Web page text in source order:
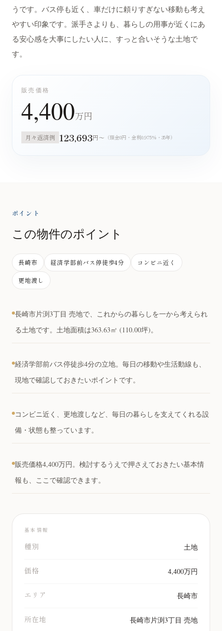
うです。バス停も近く、車だけに頼りすぎない移動も考え
やすい印象です。派手さよりも、暮らしの用事が近くにあ
る安心感を大事にしたい人に、すっと合いそうな土地で
す。
販売価格
4,400万円
月々返済例 123,693円〜 （頭金0円・金利0.975%・35年）
ポイント
この物件のポイント
長崎市 経済学部前バス停徒歩4分 コンビニ近く
更地渡し
長崎市片渕3丁目 売地で、これからの暮らしを一から考えられ
る土地です。土地面積は363.63㎡ (110.00坪)。
経済学部前バス停徒歩4分の立地。毎日の移動や生活動線も、
現地で確認しておきたいポイントです。
コンビニ近く、更地渡しなど、毎日の暮らしを支えてくれる設
備・状態も整っています。
販売価格4,400万円。検討するうえで押さえておきたい基本情
報も、ここで確認できます。
基本情報
種別 土地
価格 4,400万円
エリア 長崎市
所在地 長崎市片渕3丁目 売地